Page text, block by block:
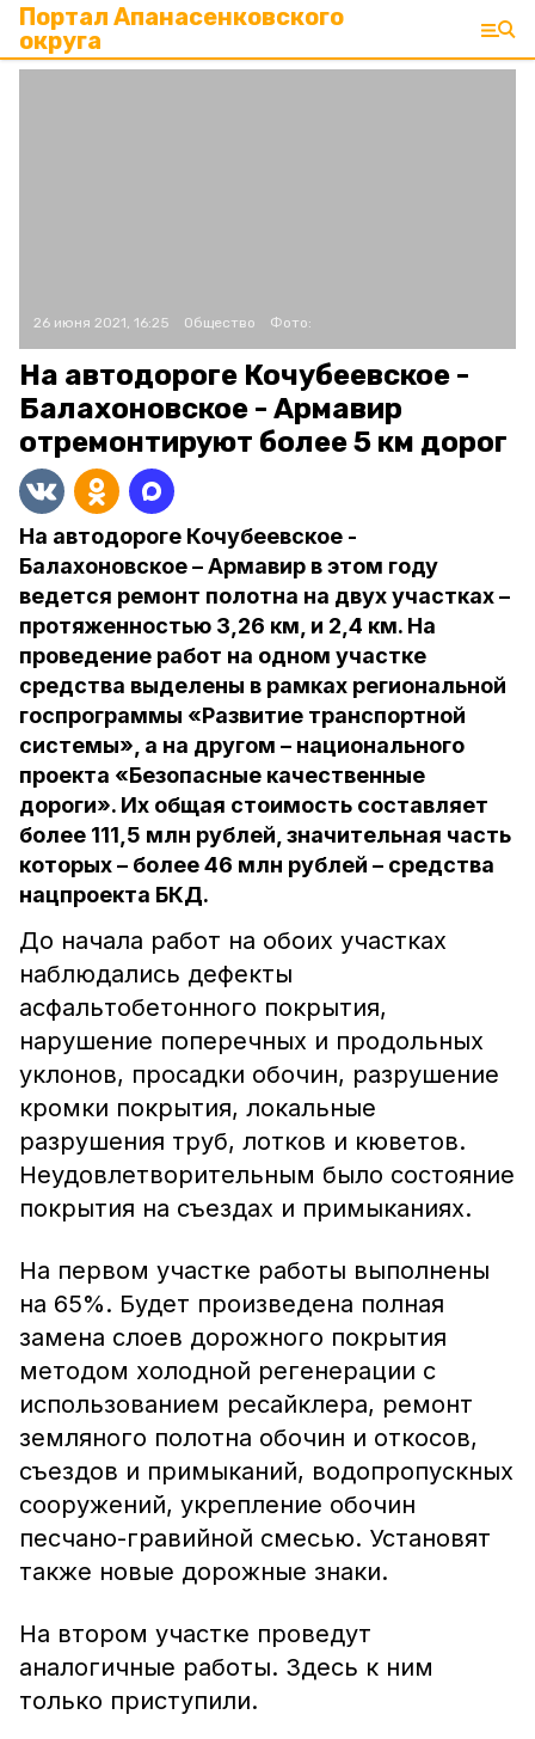
Портал Апанасенковского
округа
26 июня 2021, 16:25 Общество Фото:
На автодороге Кочубеевское -
Балахоновское - Армавир
отремонтируют более 5 км дорог
На автодороге Кочубеевское -
Балахоновское – Армавир в этом году
ведется ремонт полотна на двух участках –
протяженностью 3,26 км, и 2,4 км. На
проведение работ на одном участке
средства выделены в рамках региональной
госпрограммы «Развитие транспортной
системы», а на другом – национального
проекта «Безопасные качественные
дороги». Их общая стоимость составляет
более 111,5 млн рублей, значительная часть
которых – более 46 млн рублей – средства
нацпроекта БКД.
До начала работ на обоих участках
наблюдались дефекты
асфальтобетонного покрытия,
нарушение поперечных и продольных
уклонов, просадки обочин, разрушение
кромки покрытия, локальные
разрушения труб, лотков и кюветов.
Неудовлетворительным было состояние
покрытия на съездах и примыканиях.
На первом участке работы выполнены
на 65%. Будет произведена полная
замена слоев дорожного покрытия
методом холодной регенерации с
использованием ресайклера, ремонт
земляного полотна обочин и откосов,
съездов и примыканий, водопропускных
сооружений, укрепление обочин
песчано-гравийной смесью. Установят
также новые дорожные знаки.
На втором участке проведут
аналогичные работы. Здесь к ним
только приступили.